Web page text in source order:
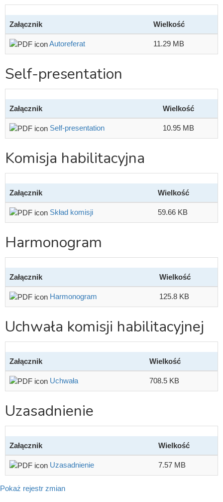
Załącznik Wielkość
Autoreferat 11.29 MB
Self-presentation
Załącznik Wielkość
Self-presentation 10.95 MB
Komisja habilitacyjna
Załącznik Wielkość
Skład komisji 59.66 KB
Harmonogram
Załącznik Wielkość
Harmonogram 125.8 KB
Uchwała komisji habilitacyjnej
Załącznik Wielkość
Uchwała 708.5 KB
Uzasadnienie
Załącznik Wielkość
Uzasadnienie 7.57 MB
Pokaż rejestr zmian